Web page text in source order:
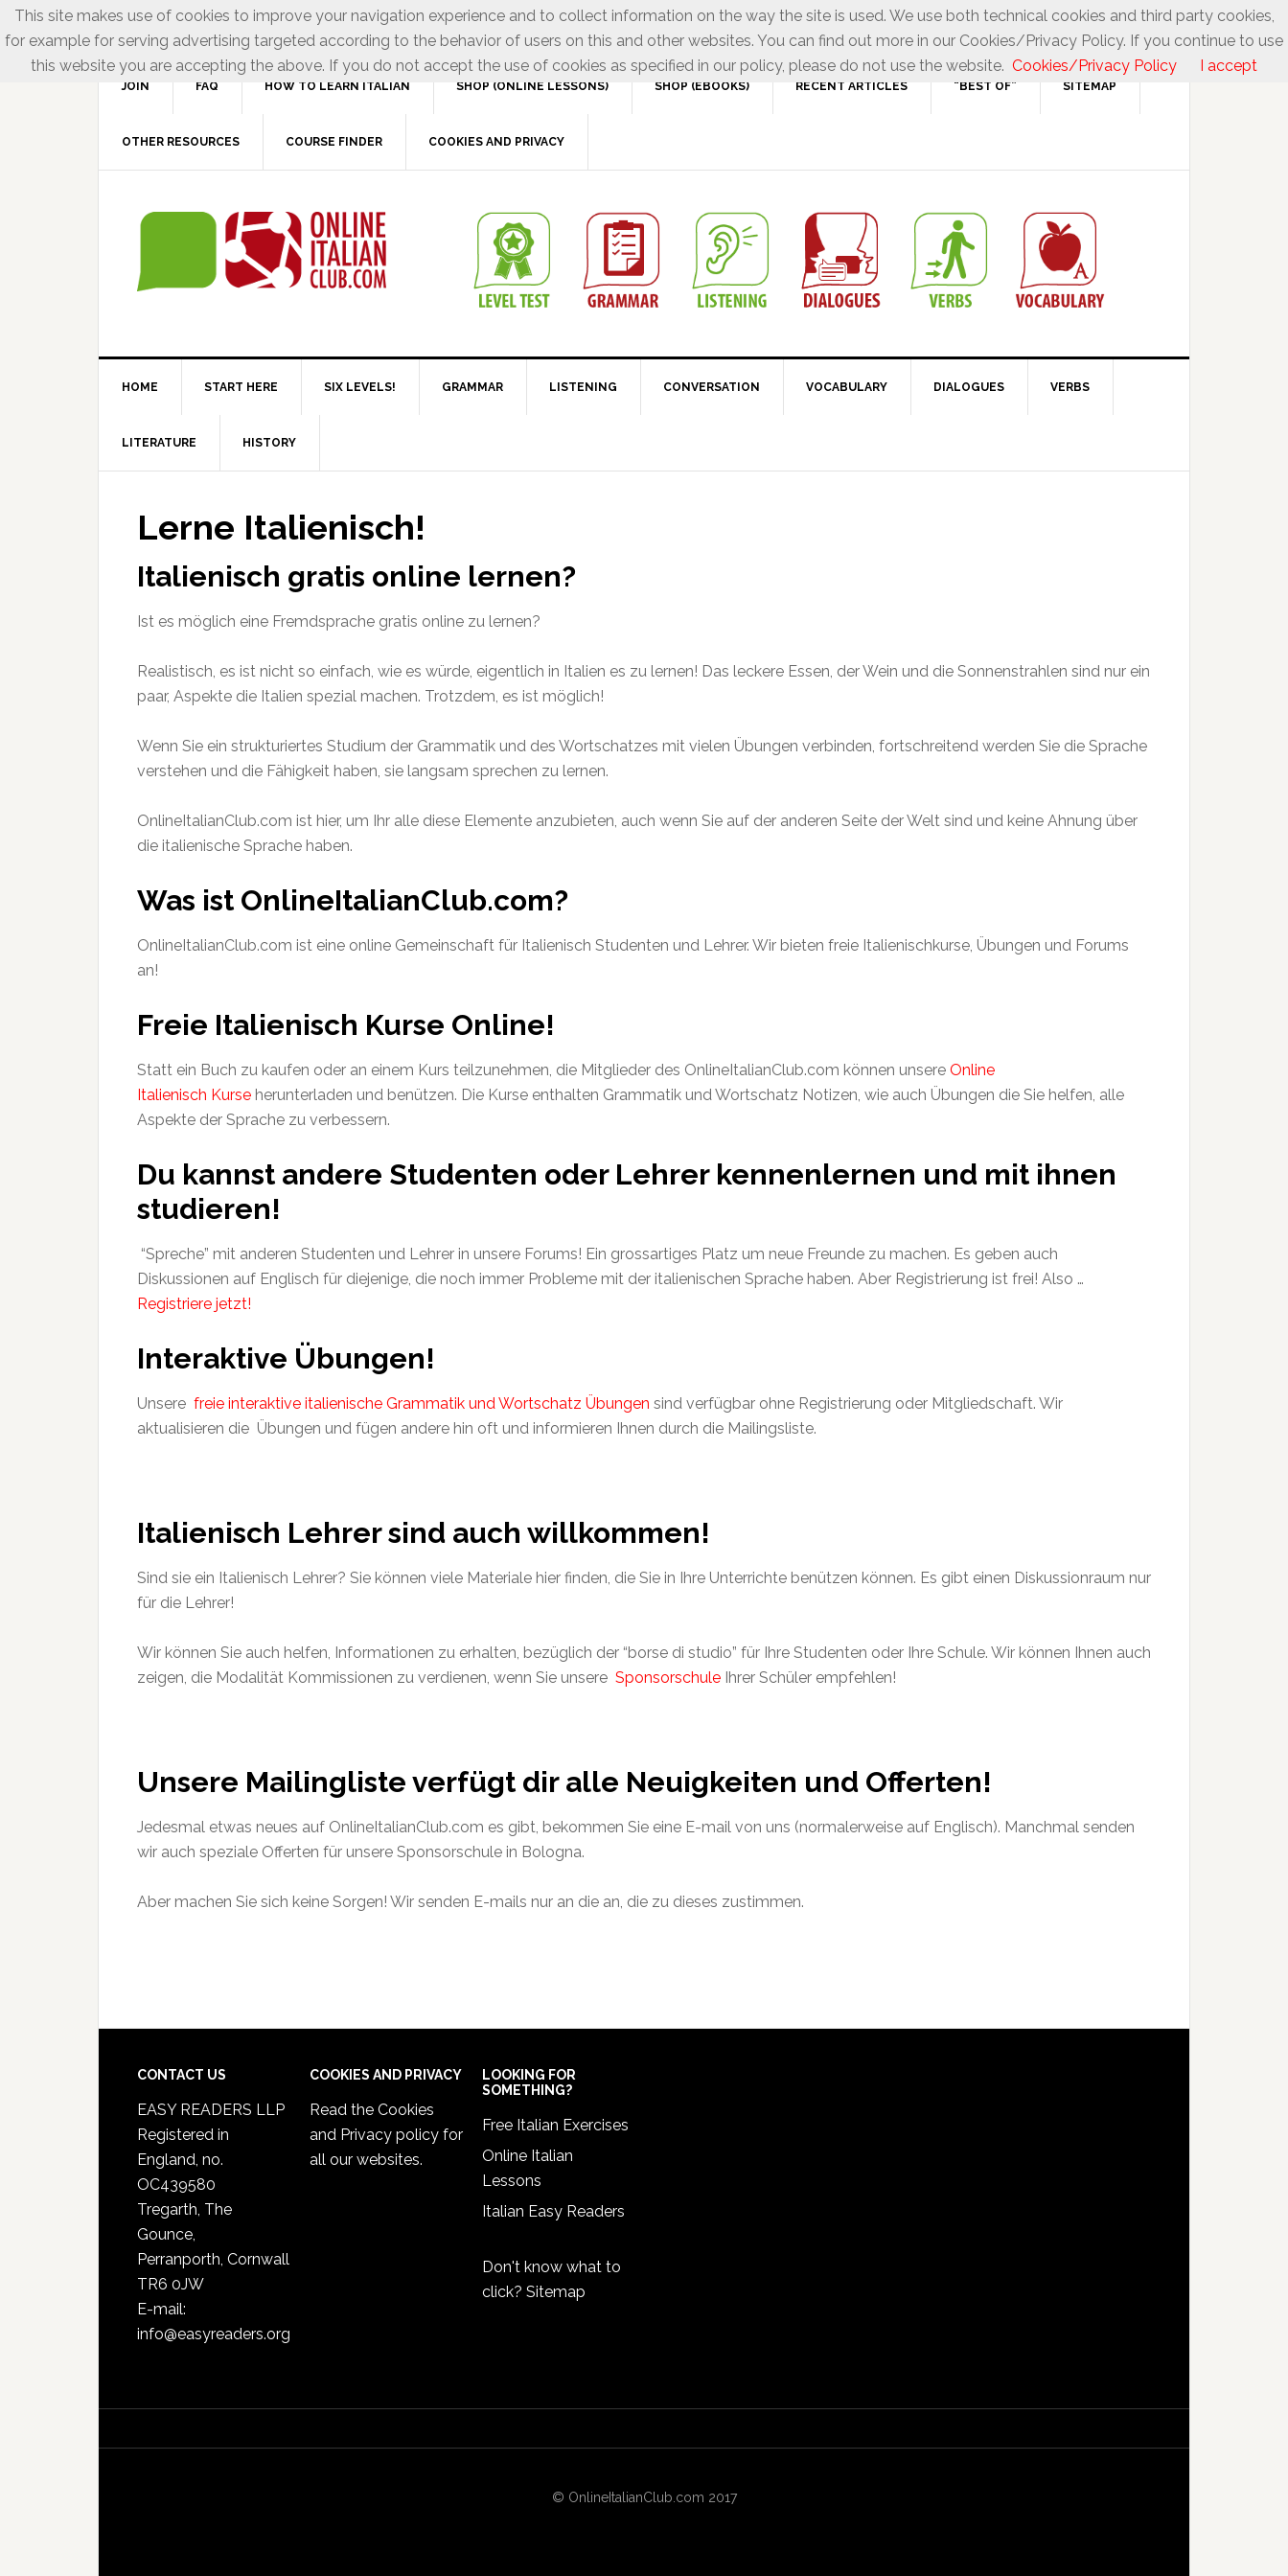
JOIN FAQ HOW TO LEARN ITALIAN SHOP (ONLINE LESSONS) SHOP (EBOOKS) RECENT ARTICLES “BEST OF” SITEMAP
OTHER RESOURCES COURSE FINDER COOKIES AND PRIVACY
HOME START HERE SIX LEVELS! GRAMMAR LISTENING CONVERSATION VOCABULARY DIALOGUES VERBS
LITERATURE HISTORY
Lerne Italienisch!
Italienisch gratis online lernen?
Ist es möglich eine Fremdsprache gratis online zu lernen?
Realistisch, es ist nicht so einfach, wie es würde, eigentlich in Italien es zu lernen! Das leckere Essen, der Wein und die Sonnenstrahlen sind nur ein
paar, Aspekte die Italien spezial machen. Trotzdem, es ist möglich!
Wenn Sie ein strukturiertes Studium der Grammatik und des Wortschatzes mit vielen Übungen verbinden, fortschreitend werden Sie die Sprache
verstehen und die Fähigkeit haben, sie langsam sprechen zu lernen.
OnlineItalianClub.com ist hier, um Ihr alle diese Elemente anzubieten, auch wenn Sie auf der anderen Seite der Welt sind und keine Ahnung über
die italienische Sprache haben.
Was ist OnlineItalianClub.com?
OnlineItalianClub.com ist eine online Gemeinschaft für Italienisch Studenten und Lehrer. Wir bieten freie Italienischkurse, Übungen und Forums
an!
Freie Italienisch Kurse Online!
Statt ein Buch zu kaufen oder an einem Kurs teilzunehmen, die Mitglieder des OnlineItalianClub.com können unsere Online
Italienisch Kurse herunterladen und benützen. Die Kurse enthalten Grammatik und Wortschatz Notizen, wie auch Übungen die Sie helfen, alle
Aspekte der Sprache zu verbessern.
Du kannst andere Studenten oder Lehrer kennenlernen und mit ihnen
studieren!
“Spreche” mit anderen Studenten und Lehrer in unsere Forums! Ein grossartiges Platz um neue Freunde zu machen. Es geben auch
Diskussionen auf Englisch für diejenige, die noch immer Probleme mit der italienischen Sprache haben. Aber Registrierung ist frei! Also …
Registriere jetzt!
Interaktive Übungen!
Unsere freie interaktive italienische Grammatik und Wortschatz Übungen sind verfügbar ohne Registrierung oder Mitgliedschaft. Wir
aktualisieren die Übungen und fügen andere hin oft und informieren Ihnen durch die Mailingsliste.
Italienisch Lehrer sind auch willkommen!
Sind sie ein Italienisch Lehrer? Sie können viele Materiale hier finden, die Sie in Ihre Unterrichte benützen können. Es gibt einen Diskussionraum nur
für die Lehrer!
Wir können Sie auch helfen, Informationen zu erhalten, bezüglich der “borse di studio” für Ihre Studenten oder Ihre Schule. Wir können Ihnen auch
zeigen, die Modalität Kommissionen zu verdienen, wenn Sie unsere Sponsorschule Ihrer Schüler empfehlen!
Unsere Mailingliste verfügt dir alle Neuigkeiten und Offerten!
Jedesmal etwas neues auf OnlineItalianClub.com es gibt, bekommen Sie eine E-mail von uns (normalerweise auf Englisch). Manchmal senden
wir auch speziale Offerten für unsere Sponsorschule in Bologna.
Aber machen Sie sich keine Sorgen! Wir senden E-mails nur an die an, die zu dieses zustimmen.
CONTACT US
EASY READERS LLP
Registered in
England, no.
OC439580
Tregarth, The
Gounce,
Perranporth, Cornwall
TR6 0JW
E-mail:
info@easyreaders.org
COOKIES AND PRIVACY
Read the Cookies
and Privacy policy for
all our websites.
LOOKING FOR
SOMETHING?
Free Italian Exercises
Online Italian
Lessons
Italian Easy Readers
Don't know what to
click? Sitemap
© OnlineItalianClub.com 2017
This site makes use of cookies to improve your navigation experience and to collect information on the way the site is used. We use both technical cookies and third party cookies,
for example for serving advertising targeted according to the behavior of users on this and other websites. You can find out more in our Cookies/Privacy Policy. If you continue to use
this website you are accepting the above. If you do not accept the use of cookies as specified in our policy, please do not use the website. Cookies/Privacy Policy I accept